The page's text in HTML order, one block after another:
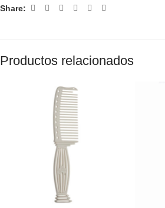
Share:
Productos relacionados